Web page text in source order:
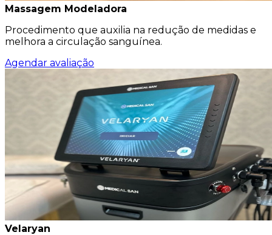
Massagem Modeladora
Procedimento que auxilia na redução de medidas e
melhora a circulação sanguínea.
Agendar avaliação
Velaryan